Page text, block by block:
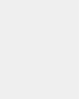
اقتحام سبتة
المعادن الاستراتيجية
الكفاءة ويمنح الشباب
لصناعة الواقع؟